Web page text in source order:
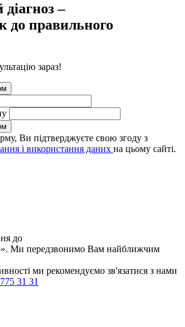
–
до правильного
зараз!
Ви підтверджуєте свою згоду з
і використання даних на цьому сайті.
до
Ми передзвонимо Вам найближчим
ми рекомендуємо зв'язатися з нами
31 31